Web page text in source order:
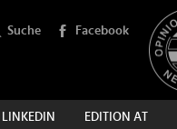
Suche Facebook
LINKEDIN EDITION AT